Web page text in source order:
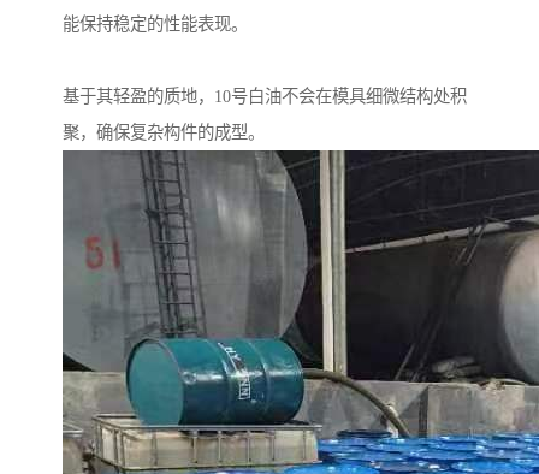
能保持稳定的性能表现。
基于其轻盈的质地，10号白油不会在模具细微结构处积
聚，确保复杂构件的成型。